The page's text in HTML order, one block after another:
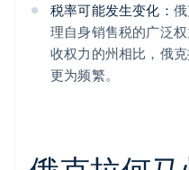
税率可能发生变化：
理自身销售税的广泛
收权力的州相比，俄
更为频繁。